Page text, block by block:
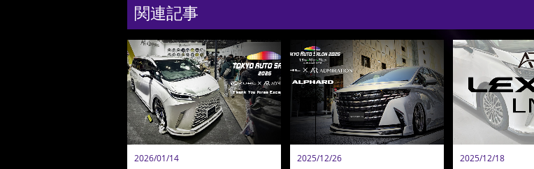
関連記事
2026/01/14 2025/12/26 2025/12/18